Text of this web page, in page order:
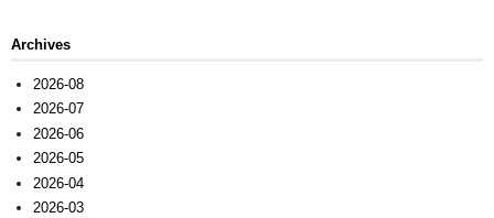
Archives
2026-08
2026-07
2026-06
2026-05
2026-04
2026-03